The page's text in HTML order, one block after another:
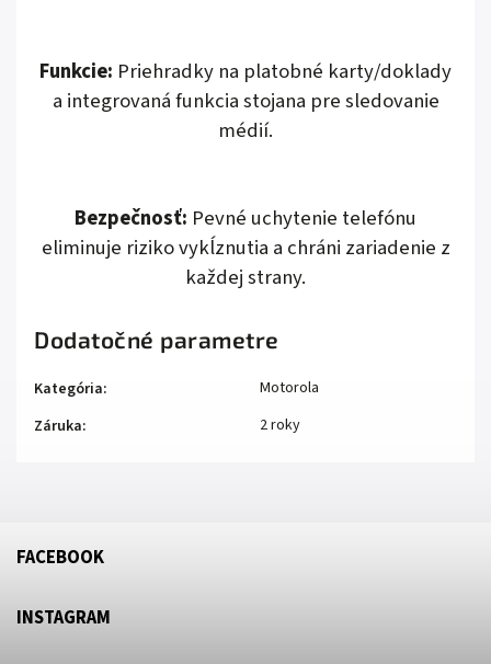
Funkcie: Priehradky na platobné karty/doklady
a integrovaná funkcia stojana pre sledovanie
médií.
Bezpečnosť: Pevné uchytenie telefónu
eliminuje riziko vykĺznutia a chráni zariadenie z
každej strany.
Dodatočné parametre
Kategória:
Motorola
Záruka: 2 roky
FACEBOOK
INSTAGRAM